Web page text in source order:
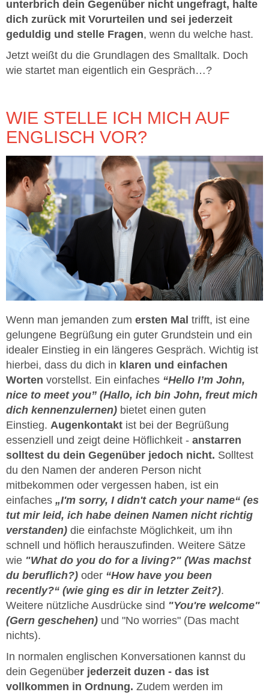
unterbrich dein Gegenüber nicht ungefragt, halte
dich zurück mit Vorurteilen und sei jederzeit
geduldig und stelle Fragen, wenn du welche hast.
Jetzt weißt du die Grundlagen des Smalltalk. Doch
wie startet man eigentlich ein Gespräch…?
WIE STELLE ICH MICH AUF
ENGLISCH VOR?
Wenn man jemanden zum ersten Mal trifft, ist eine
gelungene Begrüßung ein guter Grundstein und ein
idealer Einstieg in ein längeres Gespräch. Wichtig ist
hierbei, dass du dich in klaren und einfachen
Worten vorstellst. Ein einfaches “Hello I’m John,
nice to meet you” (Hallo, ich bin John, freut mich
dich kennenzulernen) bietet einen guten
Einstieg. Augenkontakt ist bei der Begrüßung
essenziell und zeigt deine Höflichkeit - anstarren
solltest du dein Gegenüber jedoch nicht. Solltest
du den Namen der anderen Person nicht
mitbekommen oder vergessen haben, ist ein
einfaches „I'm sorry, I didn't catch your name“ (es
tut mir leid, ich habe deinen Namen nicht richtig
verstanden) die einfachste Möglichkeit, um ihn
schnell und höflich herauszufinden. Weitere Sätze
wie "What do you do for a living?" (Was machst
du beruflich?) oder “How have you been
recently?“ (wie ging es dir in letzter Zeit?).
Weitere nützliche Ausdrücke sind "You're welcome"
(Gern geschehen) und "No worries" (Das macht
nichts).
In normalen englischen Konversationen kannst du
dein Gegenüber jederzeit duzen - das ist
vollkommen in Ordnung. Zudem werden im